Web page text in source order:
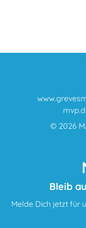
© 2026
Bleib
Melde Dich jetzt für